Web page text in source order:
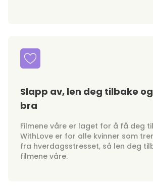
Slapp av, len deg tilbake
bra
Filmene våre er laget for å få deg
WithLove er for alle kvinner som
fra hverdagsstresset, så len deg
filmene våre.